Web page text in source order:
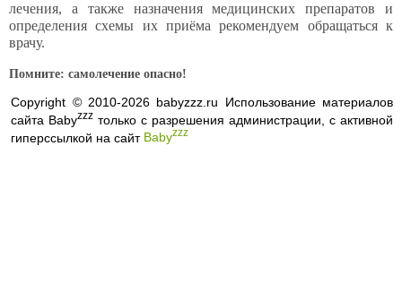
лечения, а также назначения медицинских препаратов и
определения схемы их приёма рекомендуем обращаться к
врачу.
Помните: самолечение опасно!
Copyright © 2010-2026 babyzzz.ru Использование материалов
сайта Babyzzz только с разрешения администрации, с активной
гиперссылкой на сайт Babyzzz